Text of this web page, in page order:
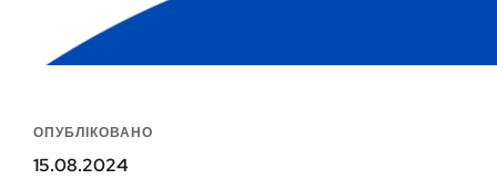
ОПУБЛІКОВАНО
15.08.2024